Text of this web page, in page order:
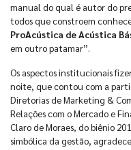
manual do qual é autor do
todos que constroem
ProAcústica de Acústica
em outro patamar”.
Os aspectos institucionais
noite, que contou com a
Diretorias de Marketing &
Relações com o Mercado e
Claro de Moraes, do biênio
simbólica da gestão,